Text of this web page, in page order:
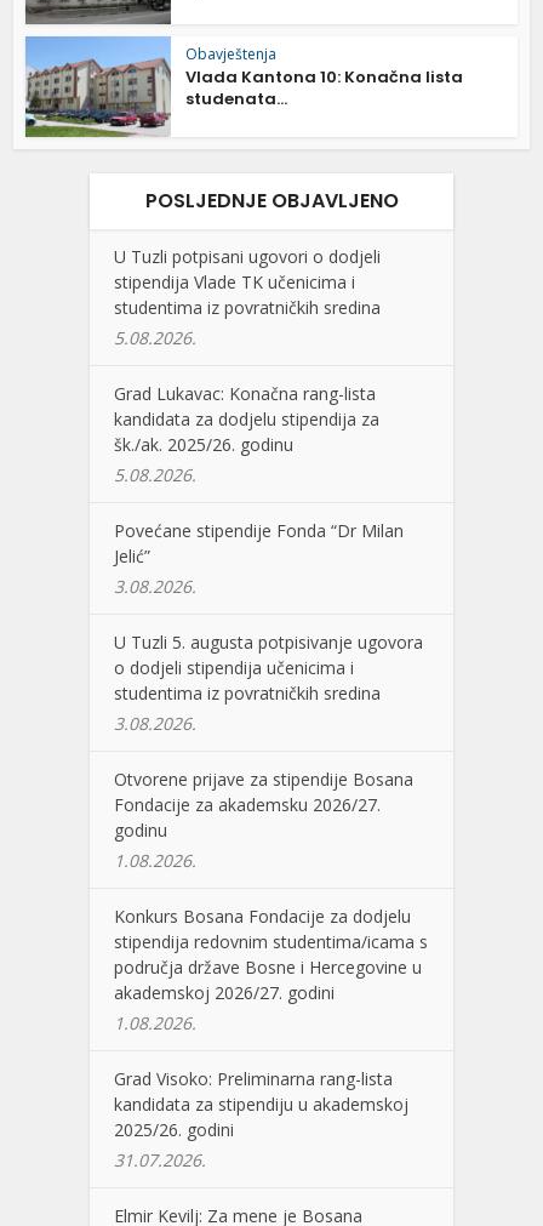
Obavještenja
Vlada Kantona 10: Konačna lista
studenata...
POSLJEDNJE OBJAVLJENO
U Tuzli potpisani ugovori o dodjeli
stipendija Vlade TK učenicima i
studentima iz povratničkih sredina
5.08.2026.
Grad Lukavac: Konačna rang-lista
kandidata za dodjelu stipendija za
šk./ak. 2025/26. godinu
5.08.2026.
Povećane stipendije Fonda “Dr Milan
Jelić”
3.08.2026.
U Tuzli 5. augusta potpisivanje ugovora
o dodjeli stipendija učenicima i
studentima iz povratničkih sredina
3.08.2026.
Otvorene prijave za stipendije Bosana
Fondacije za akademsku 2026/27.
godinu
1.08.2026.
Konkurs Bosana Fondacije za dodjelu
stipendija redovnim studentima/icama s
područja države Bosne i Hercegovine u
akademskoj 2026/27. godini
1.08.2026.
Grad Visoko: Preliminarna rang-lista
kandidata za stipendiju u akademskoj
2025/26. godini
31.07.2026.
Elmir Kevilj: Za mene je Bosana